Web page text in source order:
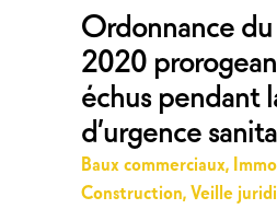
Ordonnance
2020
échus pendant
d’urgence
Baux commerciaux,
Construction,Veille